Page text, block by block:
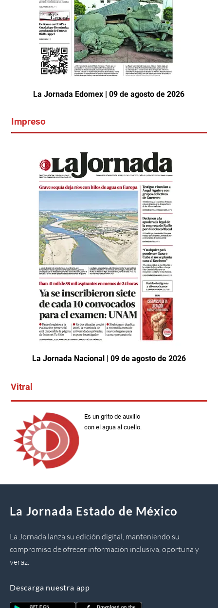
La Jornada Edomex | 09 de agosto de 2026
Impreso
La Jornada Nacional | 09 de agosto de 2026
Vitral
Es un grito de auxilio
con el agua al cuello.
La Jornada Estado de México
La Jornada lanza su edición digital, manteniendo su
compromiso de ofrecer información inclusiva, oportuna y
veraz.
Descarga nuestra app